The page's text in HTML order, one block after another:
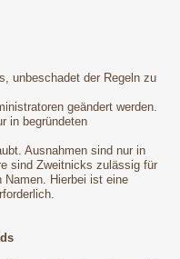
unbeschadet der Regeln zu
geändert werden.
in begründeten
Ausnahmen sind nur in
sind Zweitnicks zulässig für
Namen. Hierbei ist eine